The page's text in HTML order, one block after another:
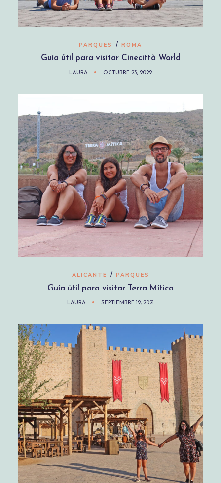
PARQUES / ROMA
Guía útil para visitar Cinecittà World
LAURA OCTUBRE 23, 2022
ALICANTE / PARQUES
Guía útil para visitar Terra Mítica
LAURA SEPTIEMBRE 12, 2021